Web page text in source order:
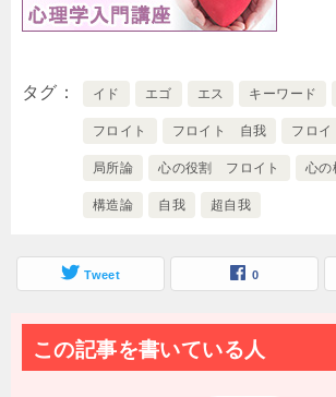
タグ イド エゴ エス キーワード
フロイト フロイト 自我 フロ
局所論 心の役割 フロイト 心
構造論 自我 超自我
Tweet 0
この記事を書いている人